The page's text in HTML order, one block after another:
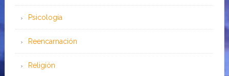
Psicología
Reencarnación
Religión